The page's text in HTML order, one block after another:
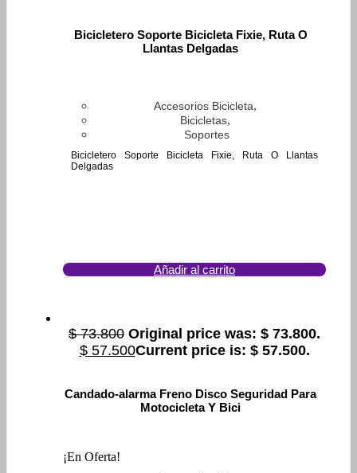
Bicicletero Soporte Bicicleta Fixie, Ruta O
Llantas Delgadas
Accesorios Bicicleta,
Bicicletas,
Soportes
Bicicletero Soporte Bicicleta Fixie, Ruta O Llantas
Delgadas
Añadir al carrito
$73.800 Original price was: $ 73.800.
$57.500Current price is: $ 57.500.
Candado-alarma Freno Disco Seguridad Para
Motocicleta Y Bici
¡En Oferta!